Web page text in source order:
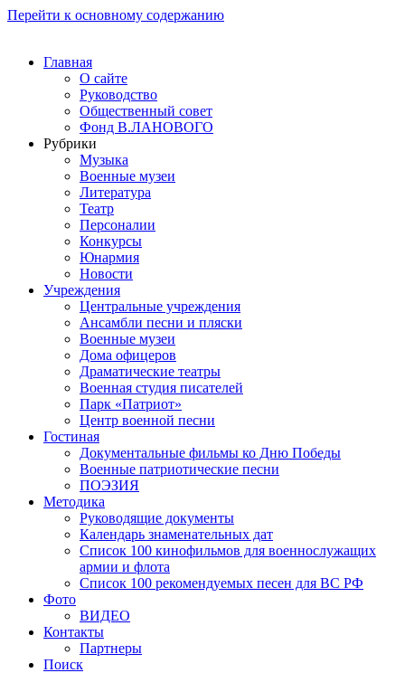
Перейти к основному содержанию
Главная
О сайте
Руководство
Общественный совет
Фонд В.ЛАНОВОГО
Рубрики
Музыка
Военные музеи
Литература
Театр
Персоналии
Конкурсы
Юнармия
Новости
Учреждения
Центральные учреждения
Ансамбли песни и пляски
Военные музеи
Дома офицеров
Драматические театры
Военная студия писателей
Парк «Патриот»
Центр военной песни
Гостиная
Документальные фильмы ко Дню Победы
Военные патриотические песни
ПОЭЗИЯ
Методика
Руководящие документы
Календарь знаменательных дат
Список 100 кинофильмов для военнослужащих
армии и флота
Список 100 рекомендуемых песен для ВС РФ
Фото
ВИДЕО
Контакты
Партнеры
Поиск